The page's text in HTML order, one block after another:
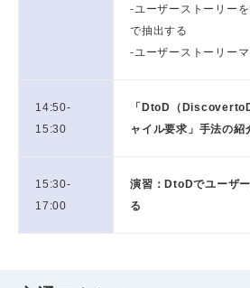
-ユーザーストーリー
で抽出する
-ユーザーストーリー
14:50-
15:30
「DtoD（
ャイル要求」手法の紹
15:30-
17:00
演習：DtoDでユーザ
る